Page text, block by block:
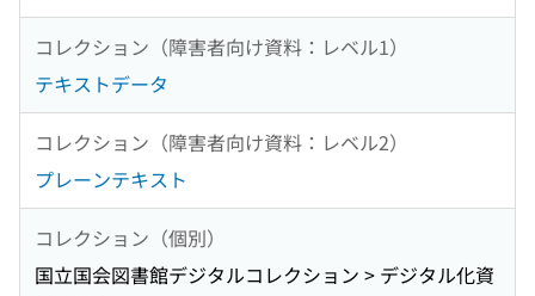
コレクション（障害者向け資料：レベル1）
テキストデータ
コレクション（障害者向け資料：レベル2）
プレーンテキスト
コレクション（個別）
国立国会図書館デジタルコレクション > デジタル化資